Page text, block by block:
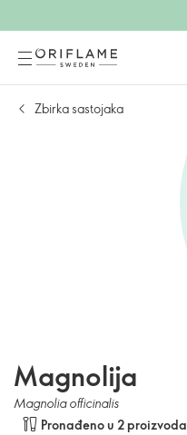
Zbirka sastojaka
Magnolija
Magnolia officinalis
Pronađeno u 2 proizvoda